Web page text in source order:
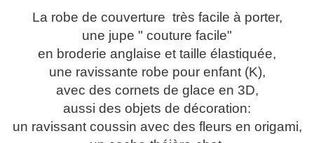
La robe de couverture très facile à porter,
une jupe " couture facile"
en broderie anglaise et taille élastiquée,
une ravissante robe pour enfant (K),
avec des cornets de glace en 3D,
aussi des objets de décoration:
un ravissant coussin avec des fleurs en origami,